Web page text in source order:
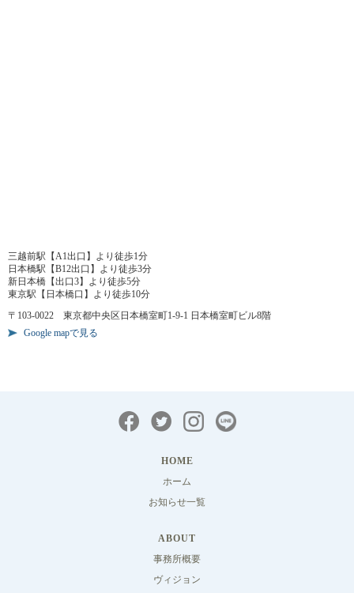
三越前駅【A1出口】より徒歩1分
日本橋駅【B12出口】より徒歩3分
新日本橋【出口3】より徒歩5分
東京駅【日本橋口】より徒歩10分
〒103-0022 東京都中央区日本橋室町1-9-1 日本橋室町ビル8階
Google mapで見る
HOME
ホーム
お知らせ一覧
ABOUT
事務所概要
ヴィジョン